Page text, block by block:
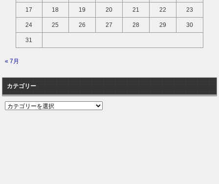
17 18 19 20 21 22 23
24 25 26 27 28 29 30
31
« 7月
カテゴリー
カ